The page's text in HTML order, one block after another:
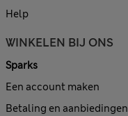
Help
WINKELEN BIJ ONS
Sparks
Een account maken
Betaling en aanbiedingen